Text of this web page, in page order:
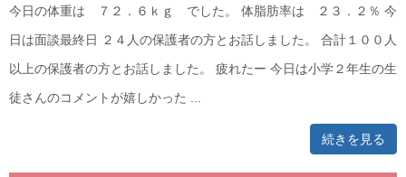
今日の体重は ７２．６ｋｇ でした。 体脂肪率は ２３．２％ 今
日は面談最終日 ２４人の保護者の方とお話しました。 合計１００人
以上の保護者の方とお話しました。 疲れたー 今日は小学２年生の生
徒さんのコメントが嬉しかった ...
続きを見る